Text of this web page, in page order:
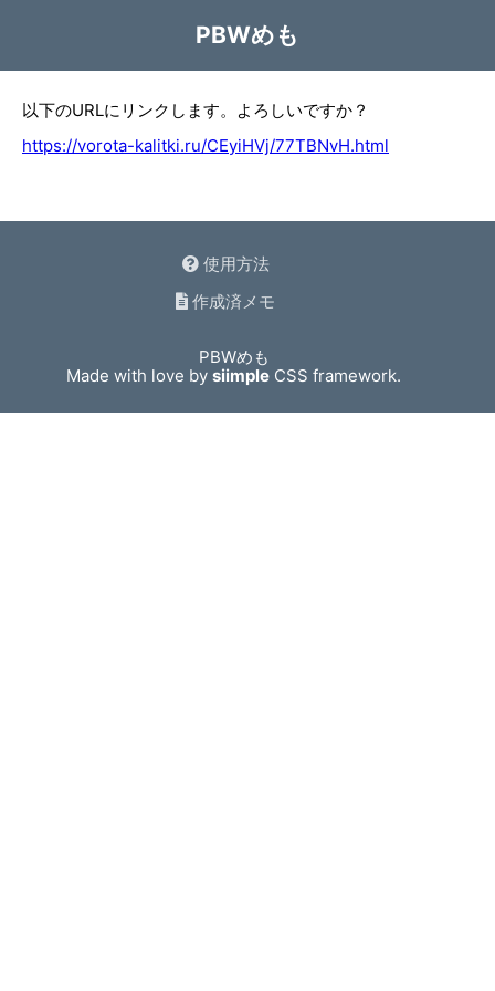
PBWめも
以下のURLにリンクします。よろしいですか？
https://vorota-kalitki.ru/CEyiHVj/77TBNvH.html
使用方法
作成済メモ
PBWめも
Made with love bysiimple CSS framework.